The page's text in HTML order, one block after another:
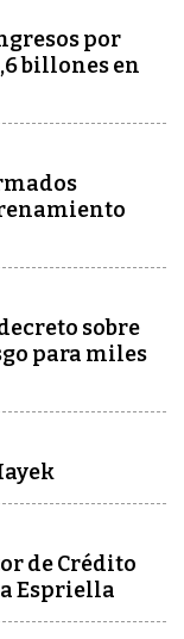
por
billones en
sobre
para miles
de Crédito
Espriella